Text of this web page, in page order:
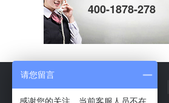
400-1878-278
首 页 多彩乳液
请您留言